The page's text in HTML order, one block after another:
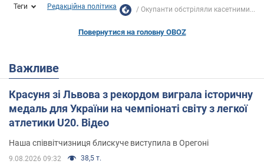
Теги Редакційна політика Окупанти обстріляли касетними...
Повернутися на головну OBOZ
Важливе
Красуня зі Львова з рекордом виграла історичну
медаль для України на чемпіонаті світу з легкої
атлетики U20. Відео
Наша співвітчизниця блискуче виступила в Орегоні
9.08.2026 09:32 38,5 т.